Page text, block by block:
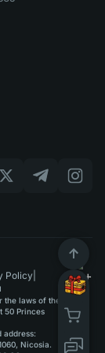
Policy
the laws of the
50 Princes
address:
Nicosia.